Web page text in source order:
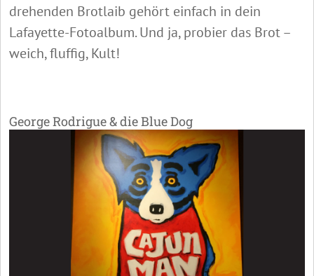
drehenden Brotlaib gehört einfach in dein
Lafayette-Fotoalbum. Und ja, probier das Brot –
weich, fluffig, Kult!
George Rodrigue & die Blue Dog